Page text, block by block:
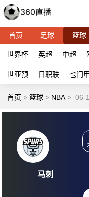
首页 足球 篮球
世界杯 英超 中超
世亚预 日职联 也门
首页 > 篮球 > NBA > 06-